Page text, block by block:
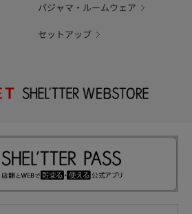
パジャマ・ルームウェア
セットアップ